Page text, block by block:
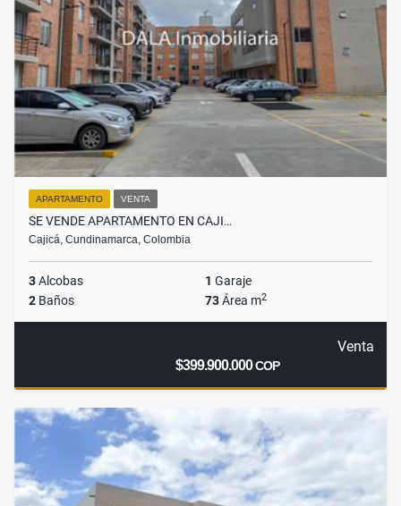
APARTAMENTO VENTA
SE VENDE APARTAMENTO EN CAJI…
Cajicá, Cundinamarca, Colombia
3Alcobas 1 Garaje
2 Baños 73Área m2
Venta
$399.900.000COP